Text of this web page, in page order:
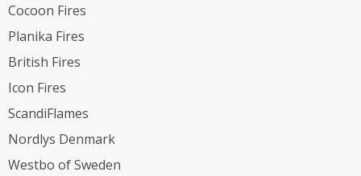
Cocoon Fires
Planika Fires
British Fires
Icon Fires
ScandiFlames
Nordlys Denmark
Westbo of Sweden